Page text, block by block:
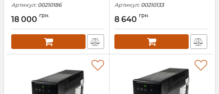
Артикул: 00210186
18 000 грн.
Артикул: 00210133
8 640 грн.